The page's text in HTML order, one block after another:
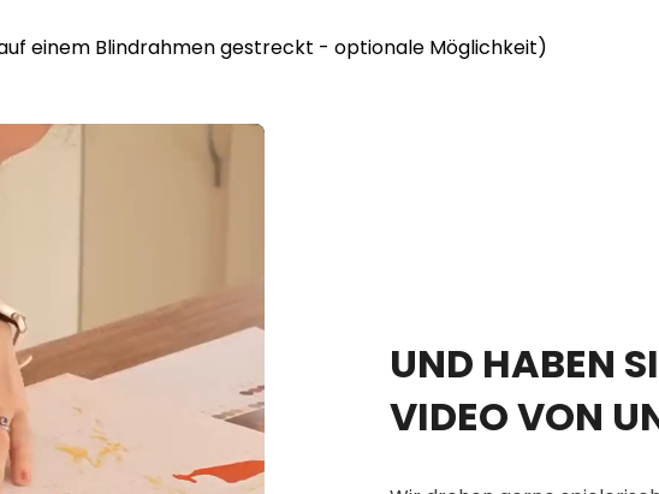
einem Blindrahmen gestreckt - optionale Möglichkeit)
UND HABEN
VIDEO VON